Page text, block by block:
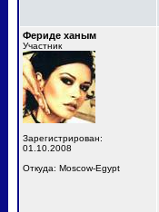
Фериде ханым
Участник
Зарегистрирован:
01.10.2008
Откуда: Moscow-Egypt